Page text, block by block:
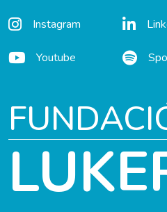
Instagram
Youtube